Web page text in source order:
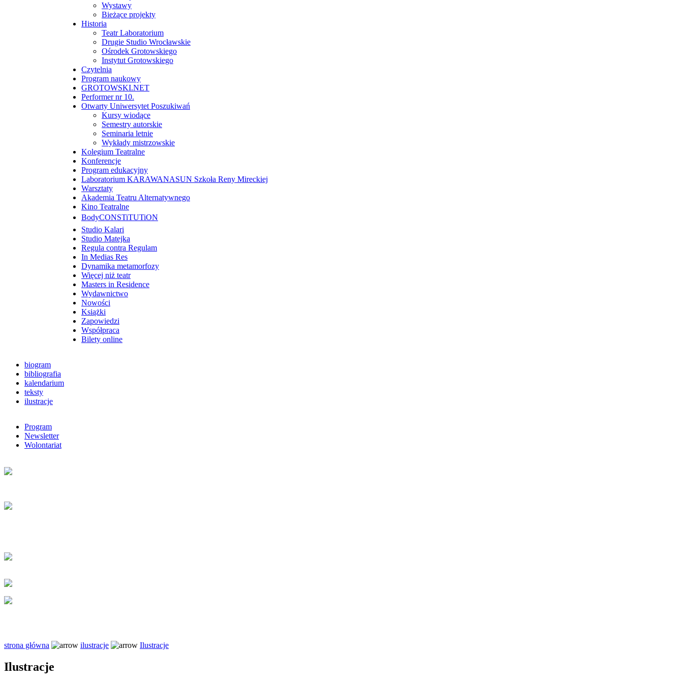
Wystawy
Bieżące projekty
Historia
Teatr Laboratorium
Drugie Studio Wrocławskie
Ośrodek Grotowskiego
Instytut Grotowskiego
Czytelnia
Program naukowy
GROTOWSKI.NET
Performer nr 10.
Otwarty Uniwersytet Poszukiwań
Kursy wiodące
Semestry autorskie
Seminaria letnie
Wykłady mistrzowskie
Kolegium Teatralne
Konferencje
Program edukacyjny
Laboratorium KARAWANASUN Szkoła Reny Mireckiej
Warsztaty
Akademia Teatru Alternatywnego
Kino Teatralne
BodyCONSTiTUTiON
Studio Kalari
Studio Matejka
Regula contra Regulam
In Medias Res
Dynamika metamorfozy
Więcej niż teatr
Masters in Residence
Wydawnictwo
Nowości
Książki
Zapowiedzi
Współpraca
Bilety online
biogram
bibliografia
kalendarium
teksty
ilustracje
Program
Newsletter
Wolontariat
strona główna ilustracje Ilustracje
Ilustracje